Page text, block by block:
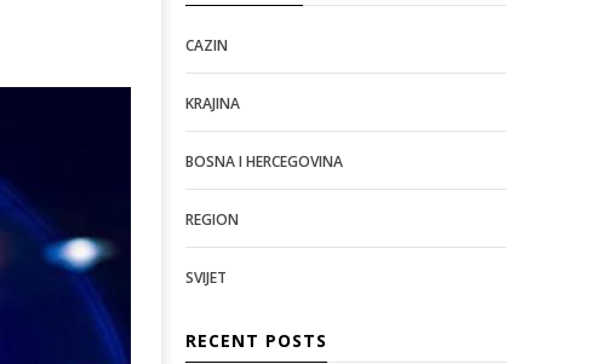
CAZIN
KRAJINA
BOSNA I HERCEGOVINA
REGION
SVIJET
RECENT POSTS